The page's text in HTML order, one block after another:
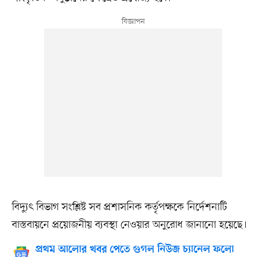
বিদ্যুৎ বিভাগ সংশ্লিষ্ট সব প্রশাসনিক কর্তৃপক্ষকে নির্দেশনাটি
বাস্তবায়নে প্রয়োজনীয় ব্যবস্থা নেওয়ার অনুরোধ জানানো হয়েছে।
প্রথম আলোর খবর পেতে গুগল নিউজ চ্যানেল ফলো